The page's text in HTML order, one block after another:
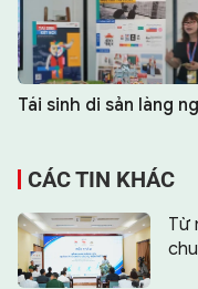
Tái sinh di sản làng
CÁC TIN KHÁC
Từ